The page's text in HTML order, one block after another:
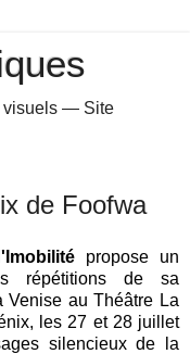
visuels — Site
de Foofwa
propose un
répétitions de sa
Venise au Théâtre La
les 27 et 28 juillet
silencieux de la